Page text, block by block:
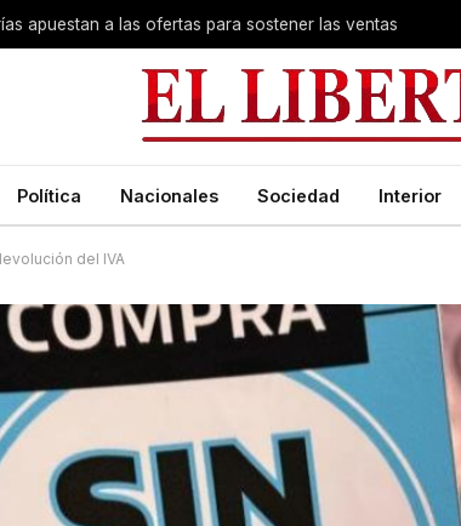
apuestan a las ofertas para sostener las ventas
Política Nacionales Sociedad Interior
del IVA